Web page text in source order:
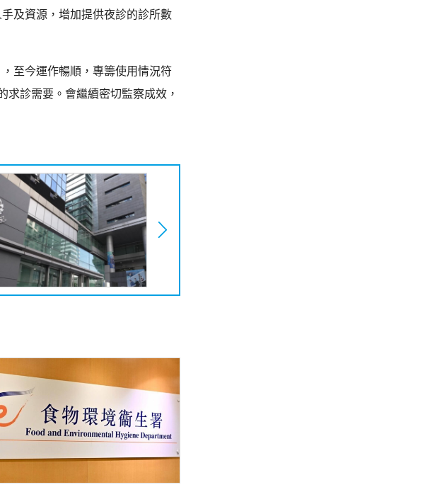
及資源，增加提供夜診的診所數
至今運作暢順，專籌使用情況符
診需要。會繼續密切監察成效，